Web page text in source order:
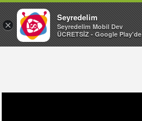
×
Seyredelim
Seyredelim Mobil Dev
ÜCRETSİZ - Google Play'de